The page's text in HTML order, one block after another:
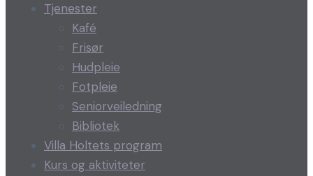
Tjenester
Kafé
Frisør
Hudpleie
Fotpleie
Seniorveiledning
Bibliotek
Villa Holtets program
Kurs og aktiviteter